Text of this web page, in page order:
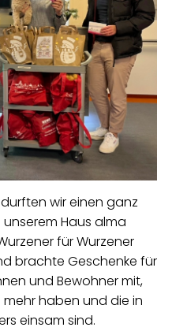
wir einen ganz
Haus alma
für Wurzener
brachte Geschenke für
und Bewohner mit,
haben und die in
einsam sind.